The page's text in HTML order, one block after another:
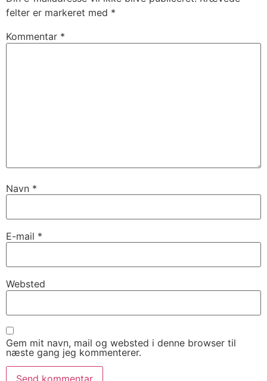
felter er markeret med *
Kommentar *
Navn *
E-mail *
Websted
Gem mit navn, mail og websted i denne browser til
næste gang jeg kommenterer.